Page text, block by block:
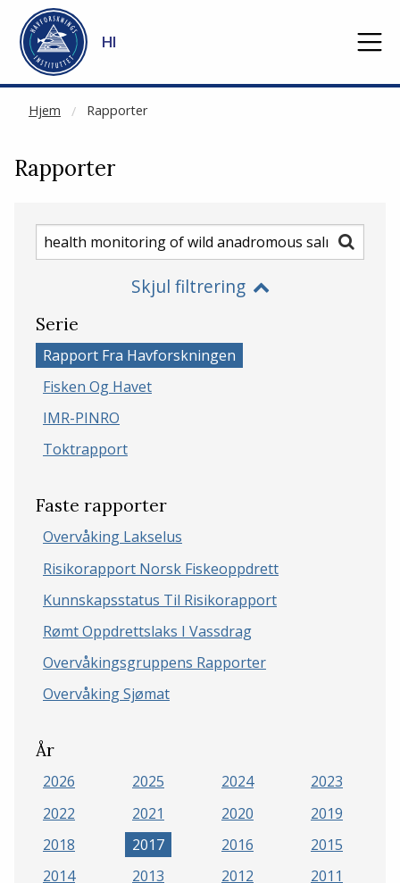
Gå til hovedinnhold
HI
Hjem Rapporter
NOT CACHED
Rapporter
Søk
etter
Søk
Skjul filtrering
Serie
Rapport Fra Havforskningen
Fisken Og Havet
IMR-PINRO
Toktrapport
Faste rapporter
Overvåking Lakselus
Risikorapport Norsk Fiskeoppdrett
Kunnskapsstatus Til Risikorapport
Rømt Oppdrettslaks I Vassdrag
Overvåkingsgruppens Rapporter
Overvåking Sjømat
År
2026 2025 2024
2023
2022
2021 2020
2019
2018
2017 2016
2015
2014
2013 2012
2011